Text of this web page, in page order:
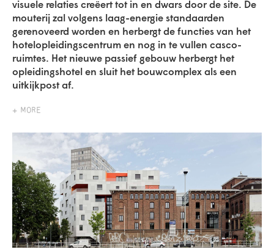
visuele relaties creëert tot in en dwars door de site. De
mouterij zal volgens laag-energie standaarden
gerenoveerd worden en herbergt de functies van het
hotelopleidingscentrum en nog in te vullen casco-
ruimtes. Het nieuwe passief gebouw herbergt het
opleidingshotel en sluit het bouwcomplex als een
uitkijkpost af.
+ MORE